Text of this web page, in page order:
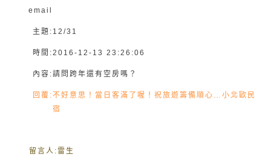
email
主題: 12/31
時間:2016-12-13 23:26:06
內容:請問跨年還有空房嗎？
回覆:不好意思！當日客滿了喔！祝旅遊籌備順心…小北歐民
宿
留言人: 雷生